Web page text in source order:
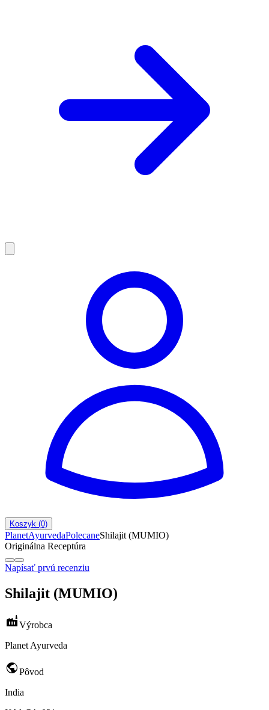
Koszyk (0)
PlanetAyurvedaPolecaneShilajit (MUMIO)
Originálna Receptúra
Napísať prvú recenziu
Shilajit (MUMIO)
factoryVýrobca
Planet Ayurveda
publicPôvod
India